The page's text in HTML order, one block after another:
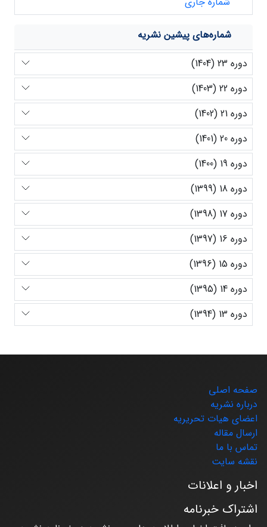
شماره‌های پیشین نشریه
دوره 23 (1404)
دوره 22 (1403)
دوره 21 (1402)
دوره 20 (1401)
دوره 19 (1400)
دوره 18 (1399)
دوره 17 (1398)
دوره 16 (1397)
دوره 15 (1396)
دوره 14 (1395)
دوره 13 (1394)
صفحه اصلی
درباره نشریه
اعضای هیات تحریریه
ارسال مقاله
تماس با ما
نقشه سایت
اخبار و اعلانات
اشتراک خبرنامه